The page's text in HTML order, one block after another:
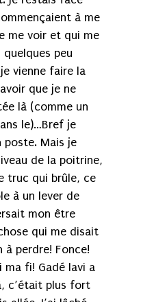
à me
me voir et qui me
peu
vienne faire la
que je ne
là (comme un
le)…Bref je
poste. Mais je
de la poitrine,
truc qui brûle, ce
à un lever de
mon être
qui me disait
à perdre! Fonce!
ma fi! Gadé lavi a
c’était plus fort